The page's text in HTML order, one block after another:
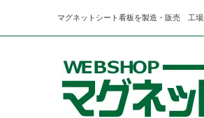
マグネットシート看板を製造・販売 工場